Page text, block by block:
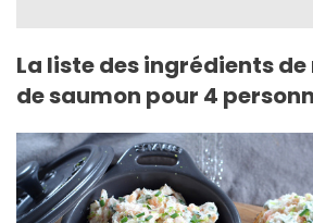
La liste des ingrédients
de saumon pour 4